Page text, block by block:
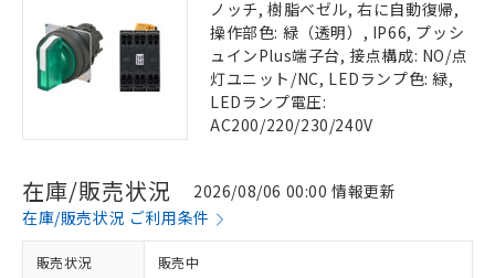
ノッチ, 樹脂ベゼル, 右に自動復帰,
操作部色: 緑（透明）, IP66, プッシ
ュインPlus端子台, 接点構成: NO/点
灯ユニット/NC, LEDランプ色: 緑,
LEDランプ電圧:
AC200/220/230/240V
在庫/販売状況
2026/08/06 00:00 情報更新
在庫/販売状況 ご利用条件
販売状況 販売中